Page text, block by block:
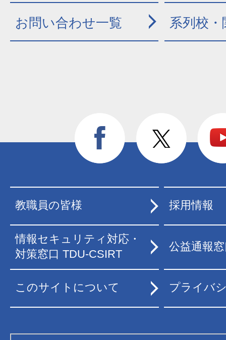
お問い合わせ一覧 系列校
教職員の皆様 採用情報
情報セキュリティ対応・
対策窓口 TDU-CSIRT
公益通報
このサイトについて プライバ